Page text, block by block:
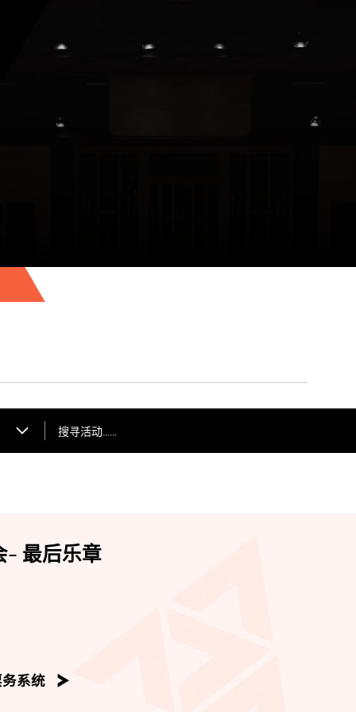
搜寻活动……
- 最后乐章
系统